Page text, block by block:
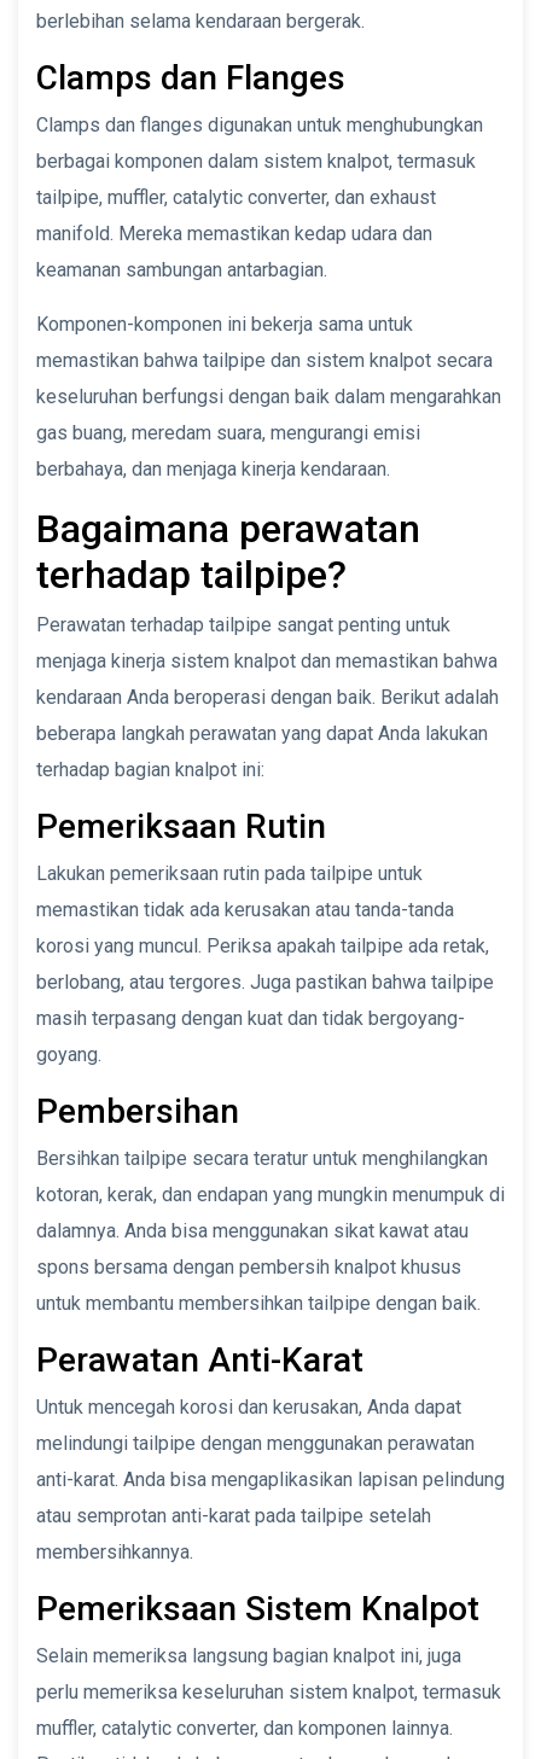
berlebihan selama kendaraan bergerak.
Clamps dan Flanges
Clamps dan flanges digunakan untuk menghubungkan
berbagai komponen dalam sistem knalpot, termasuk
tailpipe, muffler, catalytic converter, dan exhaust
manifold. Mereka memastikan kedap udara dan
keamanan sambungan antarbagian.
Komponen-komponen ini bekerja sama untuk
memastikan bahwa tailpipe dan sistem knalpot secara
keseluruhan berfungsi dengan baik dalam mengarahkan
gas buang, meredam suara, mengurangi emisi
berbahaya, dan menjaga kinerja kendaraan.
Bagaimana perawatan
terhadap tailpipe?
Perawatan terhadap tailpipe sangat penting untuk
menjaga kinerja sistem knalpot dan memastikan bahwa
kendaraan Anda beroperasi dengan baik. Berikut adalah
beberapa langkah perawatan yang dapat Anda lakukan
terhadap bagian knalpot ini:
Pemeriksaan Rutin
Lakukan pemeriksaan rutin pada tailpipe untuk
memastikan tidak ada kerusakan atau tanda-tanda
korosi yang muncul. Periksa apakah tailpipe ada retak,
berlobang, atau tergores. Juga pastikan bahwa tailpipe
masih terpasang dengan kuat dan tidak bergoyang-
goyang.
Pembersihan
Bersihkan tailpipe secara teratur untuk menghilangkan
kotoran, kerak, dan endapan yang mungkin menumpuk di
dalamnya. Anda bisa menggunakan sikat kawat atau
spons bersama dengan pembersih knalpot khusus
untuk membantu membersihkan tailpipe dengan baik.
Perawatan Anti-Karat
Untuk mencegah korosi dan kerusakan, Anda dapat
melindungi tailpipe dengan menggunakan perawatan
anti-karat. Anda bisa mengaplikasikan lapisan pelindung
atau semprotan anti-karat pada tailpipe setelah
membersihkannya.
Pemeriksaan Sistem Knalpot
Selain memeriksa langsung bagian knalpot ini, juga
perlu memeriksa keseluruhan sistem knalpot, termasuk
muffler, catalytic converter, dan komponen lainnya.